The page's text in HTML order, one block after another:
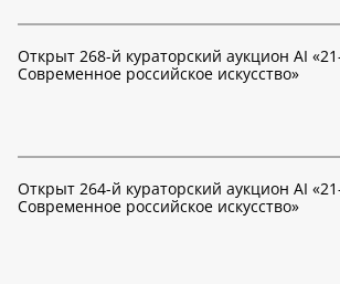
Открыт 268-й кураторский аукцион AI
Современное российское искусство»
Открыт 264-й кураторский аукцион AI
Современное российское искусство»